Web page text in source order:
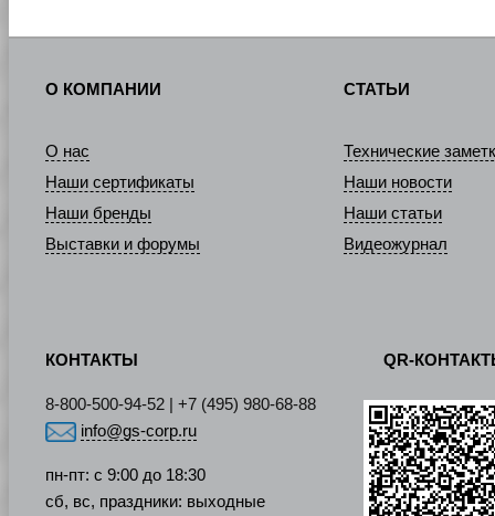
О КОМПАНИИ
О нас
Наши сертификаты
Наши бренды
Выставки и форумы
СТАТЬИ
Технические
Наши новости
Наши статьи
Видеожурнал
КОНТАКТЫ
8-800-500-94-52 | +7 (495) 980-68-88
info@gs-corp.ru
пн-пт: с 9:00 до 18:30
сб, вс, праздники: выходные
QR-